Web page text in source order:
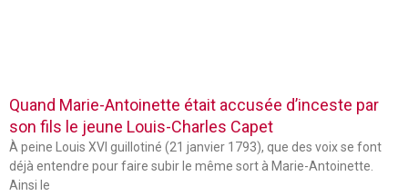
Quand Marie-Antoinette était accusée d’inceste par
son fils le jeune Louis-Charles Capet
À peine Louis XVI guillotiné (21 janvier 1793), que des voix se font
déjà entendre pour faire subir le même sort à Marie-Antoinette.
Ainsi le